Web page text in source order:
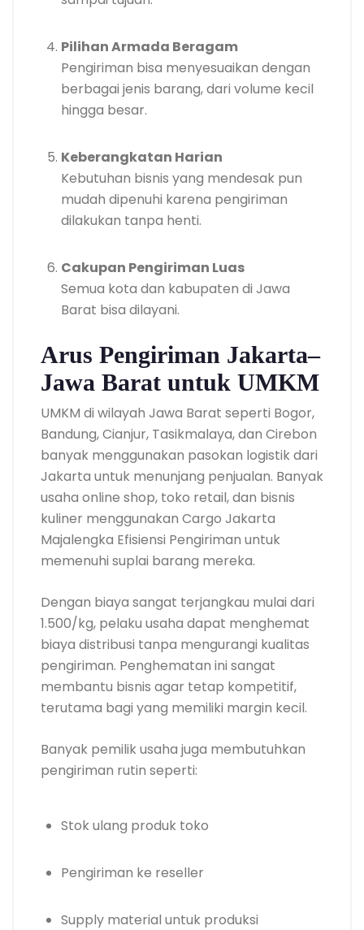
Pilihan Armada Beragam
Pengiriman bisa menyesuaikan dengan
berbagai jenis barang, dari volume kecil
hingga besar.
Keberangkatan Harian
Kebutuhan bisnis yang mendesak pun
mudah dipenuhi karena pengiriman
dilakukan tanpa henti.
Cakupan Pengiriman Luas
Semua kota dan kabupaten di Jawa
Barat bisa dilayani.
Arus Pengiriman Jakarta–
Jawa Barat untuk UMKM
UMKM di wilayah Jawa Barat seperti Bogor,
Bandung, Cianjur, Tasikmalaya, dan Cirebon
banyak menggunakan pasokan logistik dari
Jakarta untuk menunjang penjualan. Banyak
usaha online shop, toko retail, dan bisnis
kuliner menggunakan Cargo Jakarta
Majalengka Efisiensi Pengiriman untuk
memenuhi suplai barang mereka.
Dengan biaya sangat terjangkau mulai dari
1.500/kg, pelaku usaha dapat menghemat
biaya distribusi tanpa mengurangi kualitas
pengiriman. Penghematan ini sangat
membantu bisnis agar tetap kompetitif,
terutama bagi yang memiliki margin kecil.
Banyak pemilik usaha juga membutuhkan
pengiriman rutin seperti:
Stok ulang produk toko
Pengiriman ke reseller
Supply material untuk produksi